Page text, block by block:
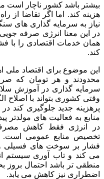
بیشتر باشد کشور ناچار است
هزینه کند. اما اگر تقاضا از
نیاز به سرمایه گذاری های
در این معنا انرژی صرفه
همان خدمات اقتصادی را با
کند.
این موضوع برای اقتصاد ملی
محدودند و هر تومان که
سرمایه گذاری در آموزش
وقتی کشوری بتواند با
پرهزینه جدید جلوگیری کند
منابع به فعالیت های مولدتر
در انرژی فقط کاهش مصرف
تخصیص منابع عمومی
فشار بر سوخت های فسیلی
می کند و تاب آوری سیستم
منطقی تر باشد احتمال بروز
اضطراری نیز کاهش می یابد.